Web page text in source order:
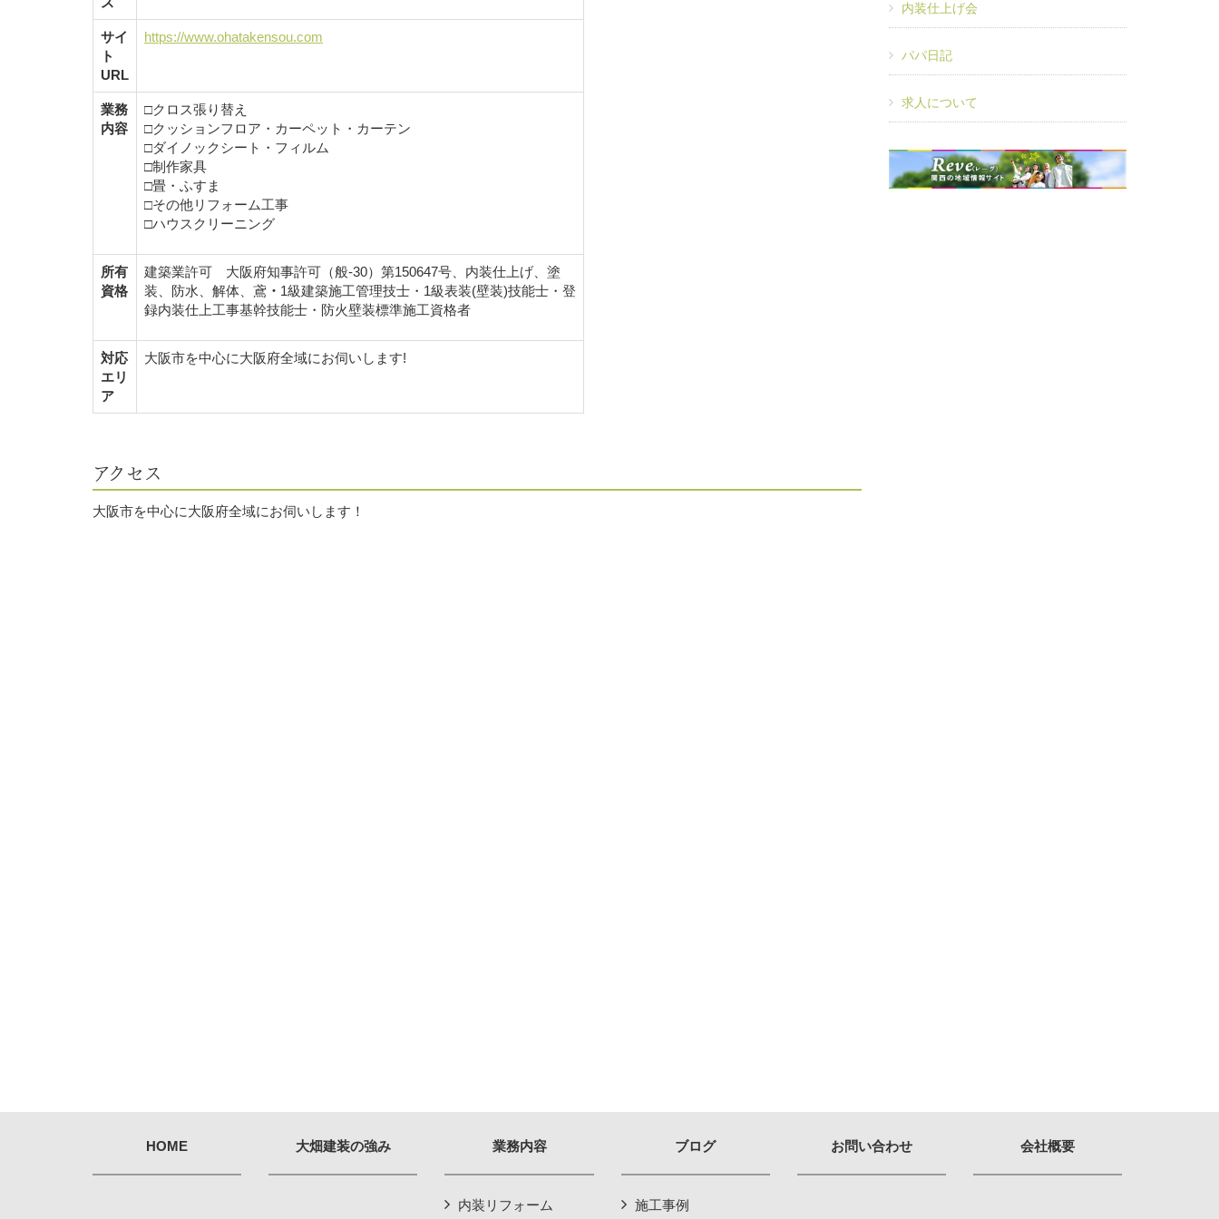
サイ
ト
URL
https://www.ohatakensou.com
業務
内容
□クロス張り替え
□クッションフロア・カーペット・カーテン
□ダイノックシート・フィルム
□制作家具
□畳・ふすま
□その他リフォーム工事
□ハウスクリーニング
所有
資格
建築業許可 大阪府知事許可（般-30）第150647号、内装仕上げ、塗
装、防水、解体、鳶 ・ 1級建築施工管理技士・1級表装(壁装)技能士・登
録内装仕上工事基幹技能士・防火壁装標準施工資格者
対応
エリ
ア
大阪市を中心に大阪府全域にお伺いします!
アクセス
大阪市を中心に大阪府全域にお伺いします！
内装仕上げ会
パパ日記
求人について
HOME 大畑建装の強み 業務内容
内装リフォーム
ブログ
施工事例
お問い合わせ 会社概要